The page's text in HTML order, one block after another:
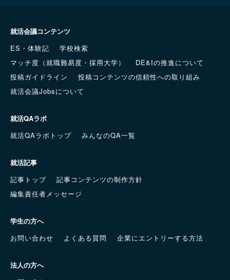
就活会議コンテンツ
ES・体験記
学校検索
マッチ度（就職難易度・採用大学）
DE&Iの推進について
投稿ガイドライン
投稿コンテンツの信頼性への取り組み
就活会議Jobsについて
就活QAラボ
就活QAラボトップ
みんなのQA一覧
就活記事
記事トップ
記事コンテンツの制作方針
編集責任者メッセージ
学生の方へ
お問い合わせ
よくある質問 企業にエントリーする方法
法人の方へ